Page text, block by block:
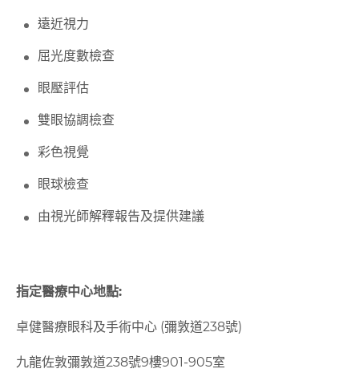
遠近視力
屈光度數檢查
眼壓評估
雙眼協調檢查
彩色視覺
眼球檢查
由視光師解釋報告及提供建議
指定醫療中心地點:
卓健醫療眼科及手術中心 (彌敦道238號)
九龍佐敦彌敦道238號9樓901-905室